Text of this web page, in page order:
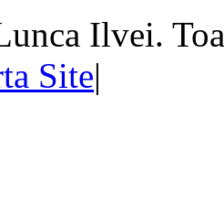
Ilvei.
Site|